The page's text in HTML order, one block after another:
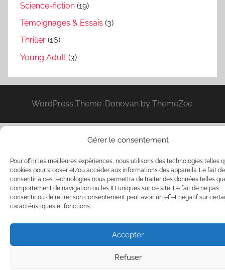
Gérer le consentement
Pour offrir les meilleures expériences, nous utilisons des technologies telles
cookies pour stocker et/ou accéder aux informations des appareils. Le fait de
consentir à ces technologies nous permettra de traiter des données telles
comportement de navigation ou les ID uniques sur ce site. Le fait de ne pas
consentir ou de retirer son consentement peut avoir un effet négatif sur
caractéristiques et fonctions.
Accepter
Refuser
Science-fiction (19)
Témoignages & Essais (3)
Thriller (16)
Young Adult (3)
WordPress Theme: Donovan by ThemeZee.